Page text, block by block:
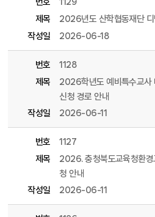
제목
2026년도 산학협동재단 디
작성일
2026-06-18
번호
1128
제목
2026학년도 예비특수교사
신청 경로 안내
작성일
2026-06-11
번호
1127
제목
2026. 충청북도교육청환
청 안내
작성일
2026-06-11